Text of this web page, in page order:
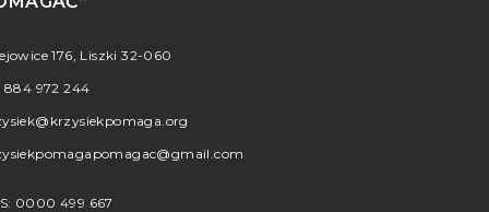
176, Liszki 32-060
884 972 244
0000 499 667